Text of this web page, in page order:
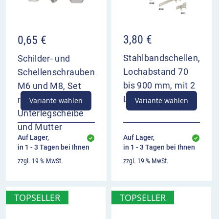
warnt vor einer besonders abschüssigen
steht nur da, wo das nachfolgende Gefälle nicht
rechtzeitig erkannt werden kann oder nicht
vermutet wird
Kombination mit Zusatzzeichen zur Länge der
Gefahrstrecke oder in besonderen Situationen
auch mit Geschwindigkeitsbeschränkung
möglich
0,65 €
Schilder- und
Schellenschrauben
M6 und M8, Set
mit Schraube,
Unterlegscheibe
und Mutter
Variante wählen
Auf Lager,
in 1 - 3 Tagen bei Ihnen
zzgl. 19 % MwSt.
3,80 €
Stahlbandschellen,
Lochabstand 70
bis 900 mm, mit 2
Langlöchern
Variante wählen
Auf Lager,
in 1 - 3 Tagen bei Ihnen
zzgl. 19 % MwSt.
TOPSELLER TOPSELLER